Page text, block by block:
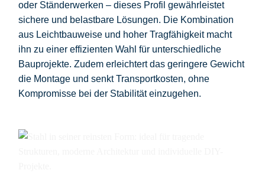
oder Ständerwerken – dieses Profil gewährleistet
sichere und belastbare Lösungen. Die Kombination
aus Leichtbauweise und hoher Tragfähigkeit macht
ihn zu einer effizienten Wahl für unterschiedliche
Bauprojekte. Zudem erleichtert das geringere Gewicht
die Montage und senkt Transportkosten, ohne
Kompromisse bei der Stabilität einzugehen.